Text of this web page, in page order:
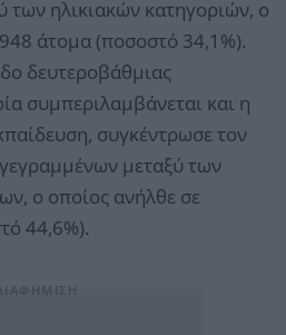
των ηλικιακών κατηγοριών, ο
άτομα (ποσοστό 34,1%).
δευτεροβάθμιας
συμπεριλαμβάνεται και η
συγκέντρωσε τον
μεταξύ των
ο οποίος ανήλθε σε
44,6%).